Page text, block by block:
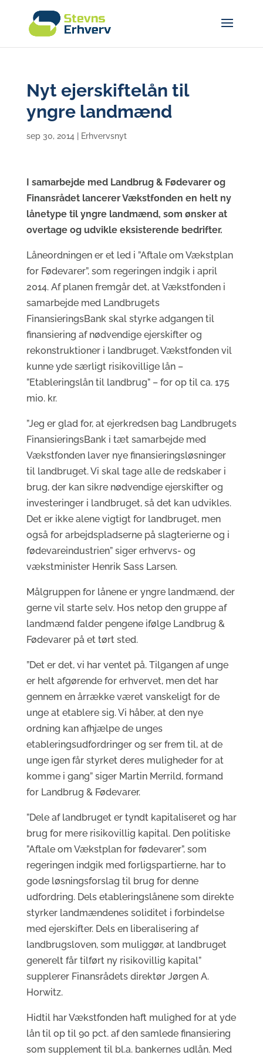
Nyt ejerskiftelån til
yngre landmænd
sep 30, 2014 Erhvervsnyt
I samarbejde med Landbrug & Fødevarer og
Finansrådet lancerer Vækstfonden en helt ny
lånetype til yngre landmænd, som ønsker at
overtage og udvikle eksisterende bedrifter.
Låneordningen er et led i ”Aftale om Vækstplan
for Fødevarer”, som regeringen indgik i april
2014. Af planen fremgår det, at Vækstfonden i
samarbejde med Landbrugets
FinansieringsBank skal styrke adgangen til
finansiering af nødvendige ejerskifter og
rekonstruktioner i landbruget. Vækstfonden vil
kunne yde særligt risikovillige lån –
”Etableringslån til landbrug” – for op til ca. 175
mio. kr.
”Jeg er glad for, at ejerkredsen bag Landbrugets
FinansieringsBank i tæt samarbejde med
Vækstfonden laver nye finansieringsløsninger
til landbruget. Vi skal tage alle de redskaber i
brug, der kan sikre nødvendige ejerskifter og
investeringer i landbruget, så det kan udvikles.
Det er ikke alene vigtigt for landbruget, men
også for arbejdspladserne på slagterierne og i
fødevareindustrien” siger erhvervs- og
vækstminister Henrik Sass Larsen.
Målgruppen for lånene er yngre landmænd, der
gerne vil starte selv. Hos netop den gruppe af
landmænd falder pengene ifølge Landbrug &
Fødevarer på et tørt sted.
”Det er det, vi har ventet på. Tilgangen af unge
er helt afgørende for erhvervet, men det har
gennem en årrække været vanskeligt for de
unge at etablere sig. Vi håber, at den nye
ordning kan afhjælpe de unges
etableringsudfordringer og ser frem til, at de
unge igen får styrket deres muligheder for at
komme i gang” siger Martin Merrild, formand
for Landbrug & Fødevarer.
”Dele af landbruget er tyndt kapitaliseret og har
brug for mere risikovillig kapital. Den politiske
”Aftale om Vækstplan for fødevarer”, som
regeringen indgik med forligspartierne, har to
gode løsningsforslag til brug for denne
udfordring. Dels etableringslånene som direkte
styrker landmændenes soliditet i forbindelse
med ejerskifter. Dels en liberalisering af
landbrugsloven, som muliggør, at landbruget
generelt får tilført ny risikovillig kapital”
supplerer Finansrådets direktør Jørgen A.
Horwitz.
Hidtil har Vækstfonden haft mulighed for at yde
lån til op til 90 pct. af den samlede finansiering
som supplement til bl.a. bankernes udlån. Med